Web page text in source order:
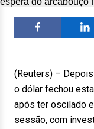
(Reuters) –
o dólar fechou
após ter oscilado
sessão, com